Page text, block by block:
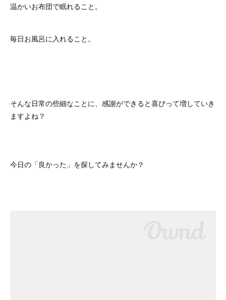
温かいお布団で眠れること。
毎日お風呂に入れること。
そんな日常の些細なことに、感謝ができると喜びって増していき
ますよね？
今日の「良かった」を探してみませんか？